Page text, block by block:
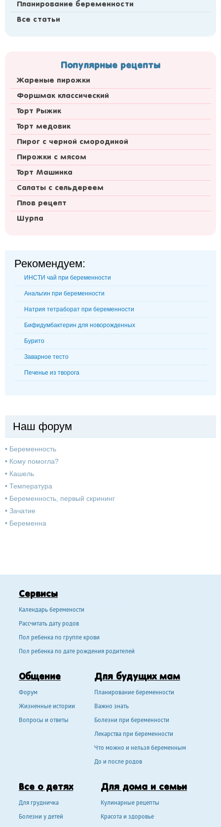
Планирование беременности
Все статьи
Популярные рецепты
Жареные пирожки
Форшмак классический
Торт Рыжик
Торт медовик
Пирог с черной смородиной
Пирожки с мясом
Торт Машинка
Салаты с сельдереем
Плов рецепт
Шурпа
Рекомендуем:
ИНСТИ чай при беременности
Анальгин при беременности
Натрия тетраборат при беременности
Бифидумбактерин для новорожденных
Бурито
Заварное тесто
Печенье из творога
Наш форум
• Беременность
• Кому помогла?
• Кашель
• Температура
• Беременность, первый скрининг
• Зачатие
• Беременна
Сервисы
Календарь беремености
Рассчитать дату родов
Пол ребенка по группе крови
Пол ребенка по дате рождения родителей
Общение
Форум
Жизненные истории
Вопросы и ответы
Для будущих мам
Планирование беременности
Важно знать
Болезни при беременности
Лекарства при беременности
Что можно и нельзя беременным
До и после родов
Все о детях
Для грудничка
Болезни у детей
Для дома и семьи
Кулинарные рецепты
Красота и здоровье